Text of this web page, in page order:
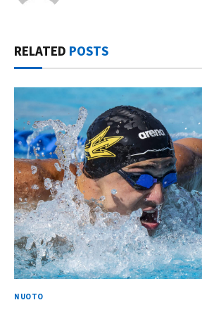
RELATED POSTS
NUOTO